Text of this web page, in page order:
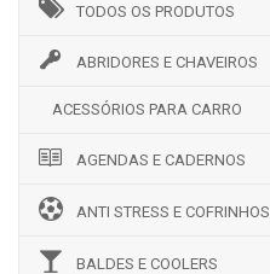
TODOS OS PRODUTOS
ABRIDORES E CHAVEIROS
ACESSÓRIOS PARA CARRO
AGENDAS E CADERNOS
ANTI STRESS E COFRINHOS
BALDES E COOLERS